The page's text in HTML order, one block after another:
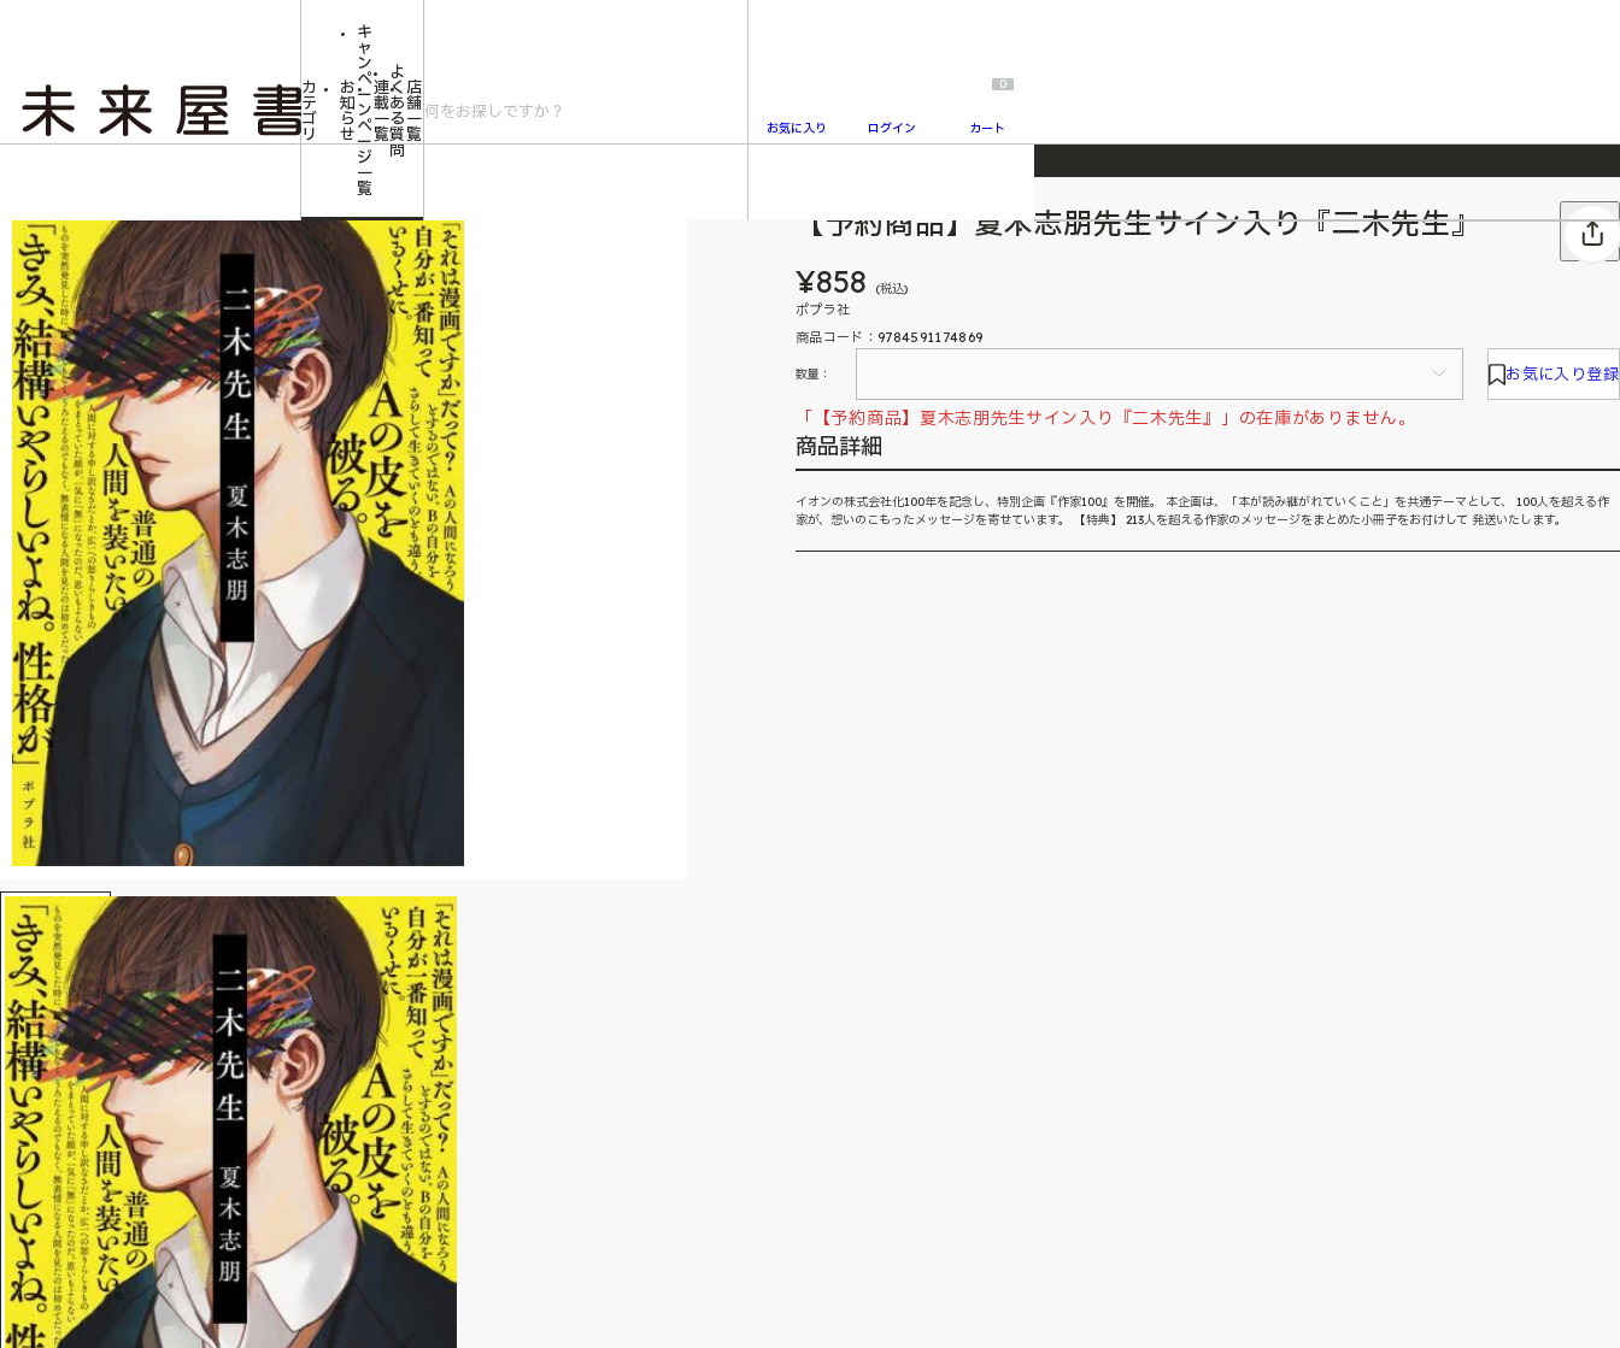
2026/7/23 『ONE PIECE magazine 021 ONE PIECEカード付き同梱版』発売延期のご案内
カ
テ
ゴ
リ
お
知
ら
せ
キ
ャ
ン
ペ
ー
ン
ペ
ー
ジ
一
覧
連
載
一
覧
よ
く
あ
る
質
問
店
舗
一
覧
お気に入り ログイン
0
カート
【予約商品】夏木志朋先生サイン入り『二木先生』
【予約商品】夏木志朋先生サイン入り『二木先生』
¥858 (税込)
ポプラ社
商品コード：9784591174869
数量： お気に入り登録
「【予約商品】夏木志朋先生サイン入り『二木先生』」の在庫がありません。
商品詳細
イオンの株式会社化100年を記念し、特別企画『作家100』を開催。 本企画は、「本が読み継がれていくこと」を共通テーマとして、 100人を超える作
家が、想いのこもったメッセージを寄せています。 【特典】 213人を超える作家のメッセージをまとめた小冊子をお付けして 発送いたします。